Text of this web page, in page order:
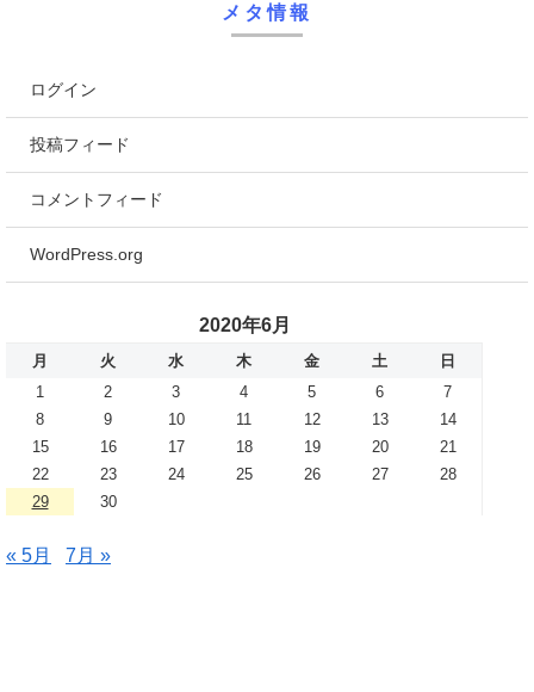
メタ情報
ログイン
投稿フィード
コメントフィード
WordPress.org
2020年6月
月 火 水 木 金 土
日
1
2 3 4 5 6
7
8
9 10 11 12 13
14
15
16 17 18 19 20
21
22
23 24 25 26 27
28
29
30
« 5月 7月 »